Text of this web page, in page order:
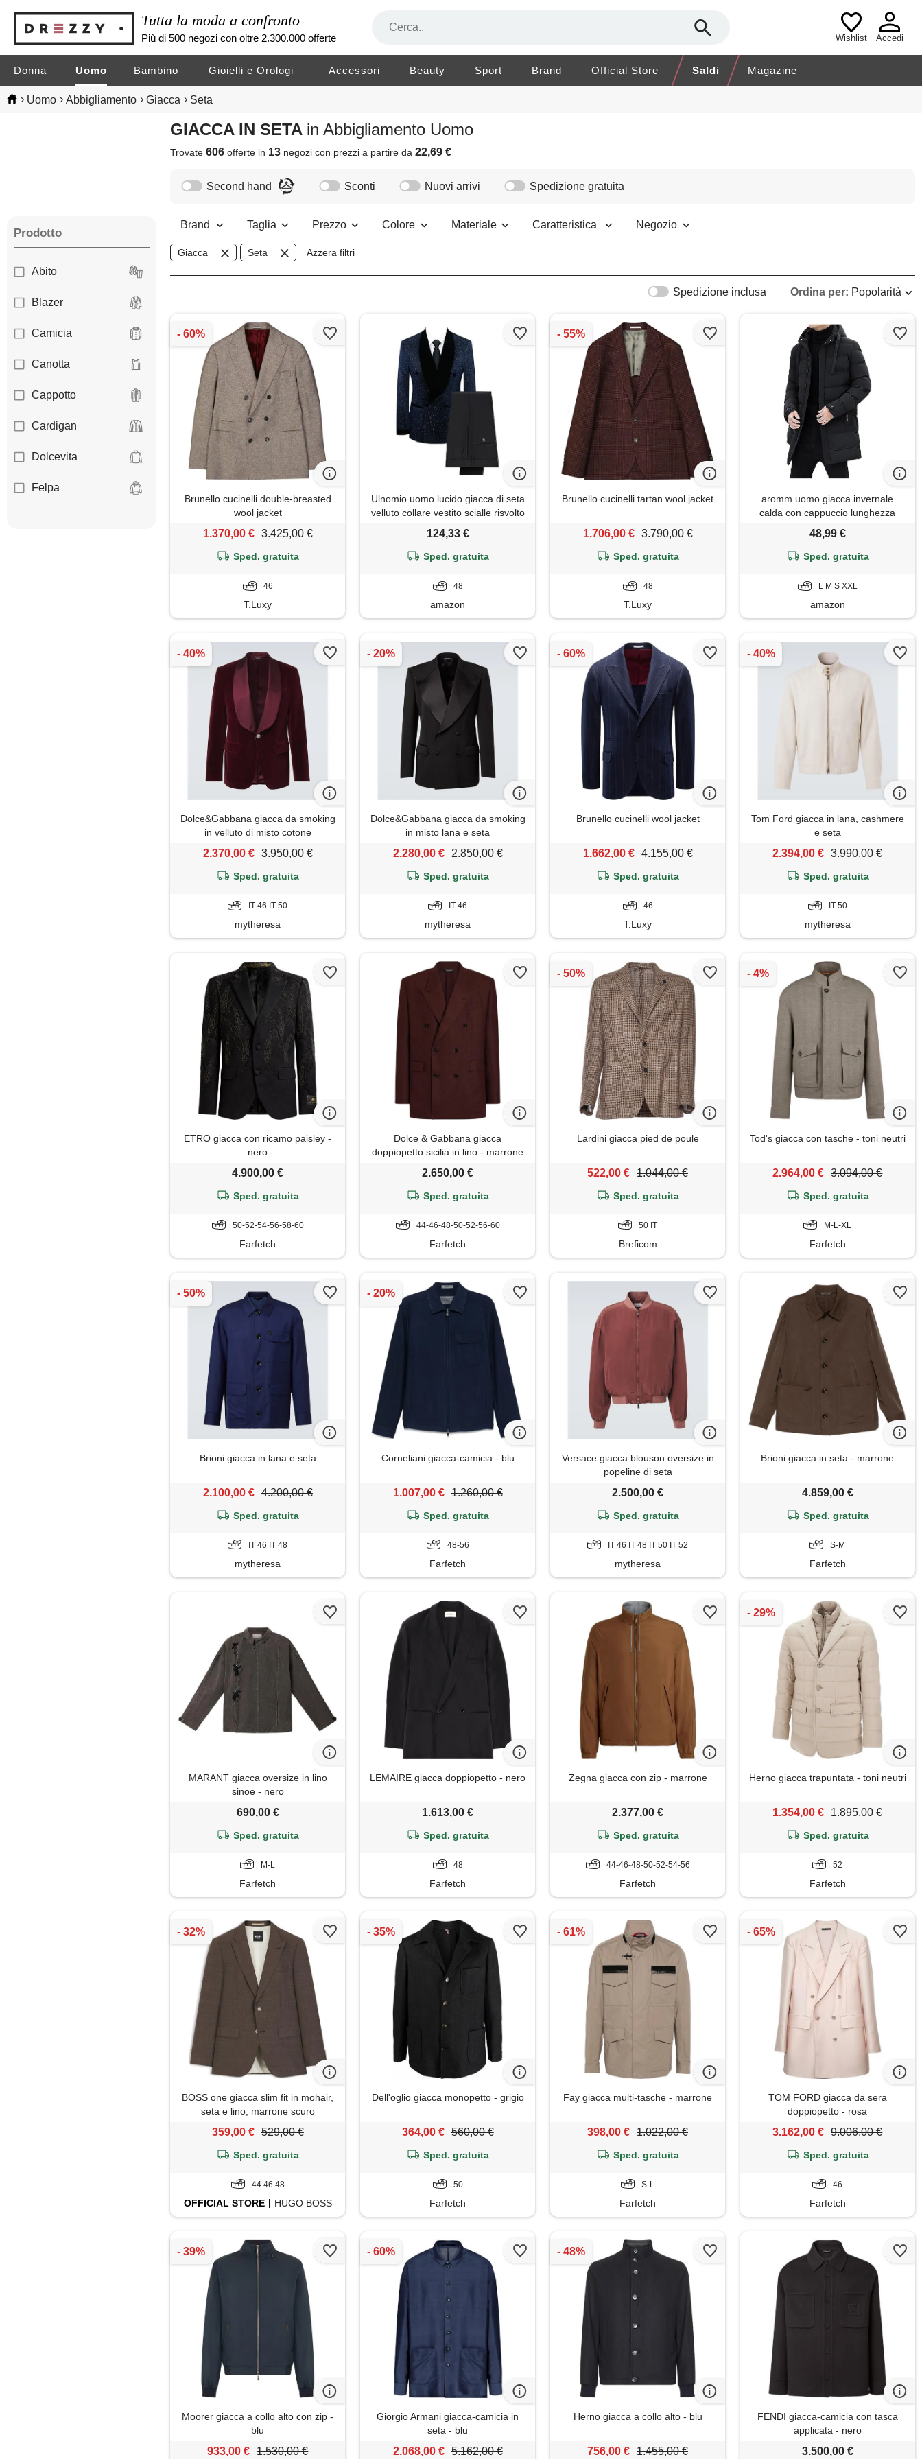
Tutta la moda a confronto
Più di 500 negozi con oltre 2.300.000 offerte Wishlist Accedi
Donna Uomo Bambino Gioielli e Orologi Accessori Beauty Sport Brand Official Store Saldi Magazine
› Uomo › Abbigliamento › Giacca › Seta
GIACCA IN SETA in Abbigliamento Uomo
Trovate606 offerte in 13 negozicon prezzi a partire da22,69 €
Prodotto
Abito
Blazer
Camicia
Canotta
Cappotto
Cardigan
Dolcevita
Felpa
Second hand Sconti Nuovi arrivi Spedizione gratuita
Brand Taglia Prezzo Colore Materiale Caratteristica Negozio
Giacca Seta Azzera filtri
Ordina per: Popolarità
Spedizione inclusa
Brunello cucinelli double-breasted
wool jacket
1.370,00 € 3.425,00 €
Sped. gratuita
46
T.Luxy
Ulnomio uomo lucido giacca di seta
velluto collare vestito scialle risvolto
vestito set due pezzi banchetto
partito
124,33 €
Sped. gratuita
48
amazon
Brunello cucinelli tartan wool jacket
1.706,00 € 3.790,00 €
Sped. gratuita
48
T.Luxy
aromm uomo giacca invernale
calda con cappuccio lunghezza
media zip trapuntato imbottito
cappotti puffer nero, s
48,99 €
Sped. gratuita
L M S XXL
amazon
Dolce&Gabbana giacca da smoking
in velluto di misto cotone
2.370,00 € 3.950,00 €
Sped. gratuita
IT 46 IT 50
mytheresa
Dolce&Gabbana giacca da smoking
in misto lana e seta
2.280,00 € 2.850,00 €
Sped. gratuita
IT 46
mytheresa
Brunello cucinelli wool jacket
1.662,00 € 4.155,00 €
Sped. gratuita
46
T.Luxy
Tom Ford giacca in lana, cashmere
e seta
2.394,00 € 3.990,00 €
Sped. gratuita
IT 50
mytheresa
ETRO giacca con ricamo paisley -
nero
4.900,00 €
Sped. gratuita
50-52-54-56-58-60
Farfetch
Dolce & Gabbana giacca
doppiopetto sicilia in lino - marrone
2.650,00 €
Sped. gratuita
44-46-48-50-52-56-60
Farfetch
Lardini giacca pied de poule
522,00 € 1.044,00 €
Sped. gratuita
50 IT
Breficom
Tod's giacca con tasche - toni neutri
2.964,00 € 3.094,00 €
Sped. gratuita
M-L-XL
Farfetch
Brioni giacca in lana e seta
2.100,00 € 4.200,00 €
Sped. gratuita
IT 46 IT 48
mytheresa
Corneliani giacca-camicia - blu
1.007,00 € 1.260,00 €
Sped. gratuita
48-56
Farfetch
Versace giacca blouson oversize in
popeline di seta
2.500,00 €
Sped. gratuita
IT 46 IT 48 IT 50 IT 52
mytheresa
Brioni giacca in seta - marrone
4.859,00 €
Sped. gratuita
S-M
Farfetch
MARANT giacca oversize in lino
sinoe - nero
690,00 €
Sped. gratuita
M-L
Farfetch
LEMAIRE giacca doppiopetto - nero
1.613,00 €
Sped. gratuita
48
Farfetch
Zegna giacca con zip - marrone
2.377,00 €
Sped. gratuita
44-46-48-50-52-54-56
Farfetch
Herno giacca trapuntata - toni neutri
1.354,00 € 1.895,00 €
Sped. gratuita
52
Farfetch
BOSS one giacca slim fit in mohair,
seta e lino, marrone scuro
359,00 € 529,00 €
Sped. gratuita
44 46 48
OFFICIAL STORE HUGO BOSS
Dell'oglio giacca monopetto - grigio
364,00 € 560,00 €
Sped. gratuita
50
Farfetch
Fay giacca multi-tasche - marrone
398,00 € 1.022,00 €
Sped. gratuita
S-L
Farfetch
TOM FORD giacca da sera
doppiopetto - rosa
3.162,00 € 9.006,00 €
Sped. gratuita
46
Farfetch
Moorer giacca a collo alto con zip -
blu
933,00 € 1.530,00 €
Giorgio Armani giacca-camicia in
seta - blu
2.068,00 € 5.162,00 €
Herno giacca a collo alto - blu
756,00 € 1.455,00 €
FENDI giacca-camicia con tasca
applicata - nero
3.500,00 €